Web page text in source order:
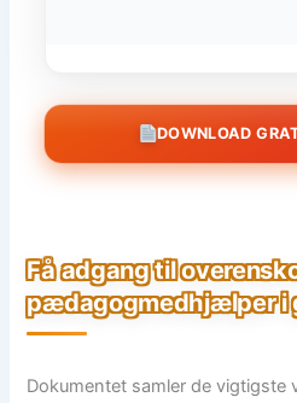
DOWNLOAD
Få adgang til
pædagogmedhjælper i
Dokumentet samler de vigtigste